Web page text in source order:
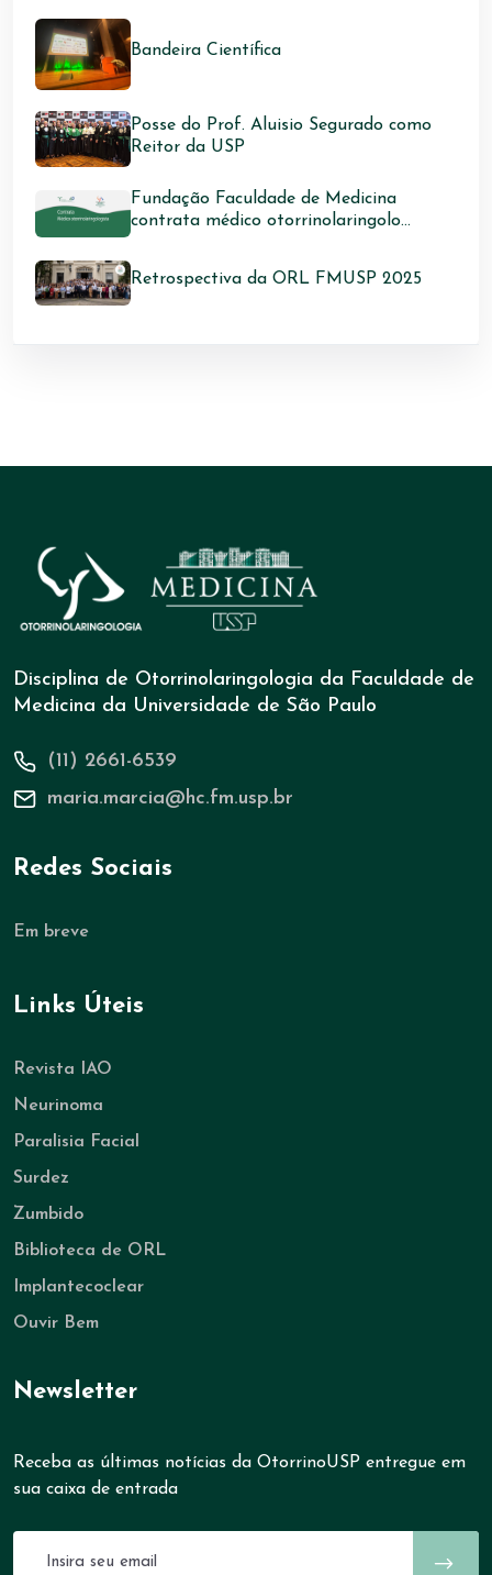
Bandeira Científica
Posse do Prof. Aluisio Segurado como
Reitor da USP
Fundação Faculdade de Medicina
contrata médico otorrinolaringolo...
Retrospectiva da ORL FMUSP 2025
Disciplina de Otorrinolaringologia da Faculdade de
Medicina da Universidade de São Paulo
(11) 2661-6539
maria.marcia@hc.fm.usp.br
Redes Sociais
Em breve
Links Úteis
Revista IAO
Neurinoma
Paralisia Facial
Surdez
Zumbido
Biblioteca de ORL
Implantecoclear
Ouvir Bem
Newsletter
Receba as últimas notícias da OtorrinoUSP entregue em
sua caixa de entrada